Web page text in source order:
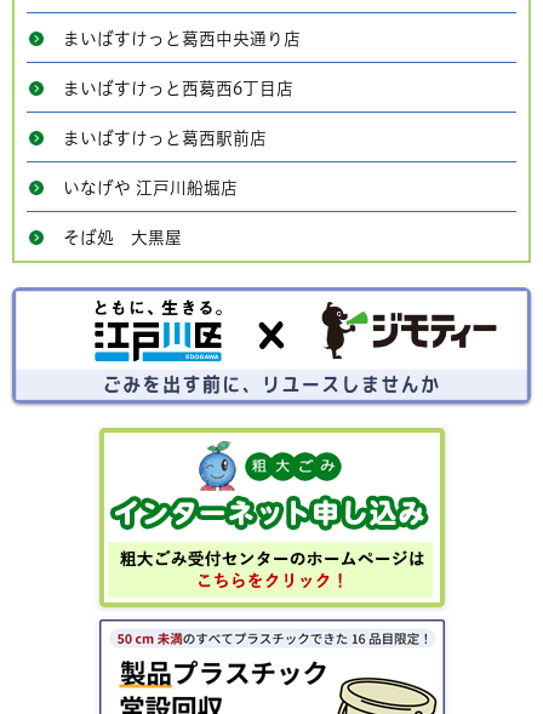
まいばすけっと葛西中央通り店
まいばすけっと西葛西6丁目店
まいばすけっと葛西駅前店
いなげや 江戸川船堀店
そば処 大黒屋